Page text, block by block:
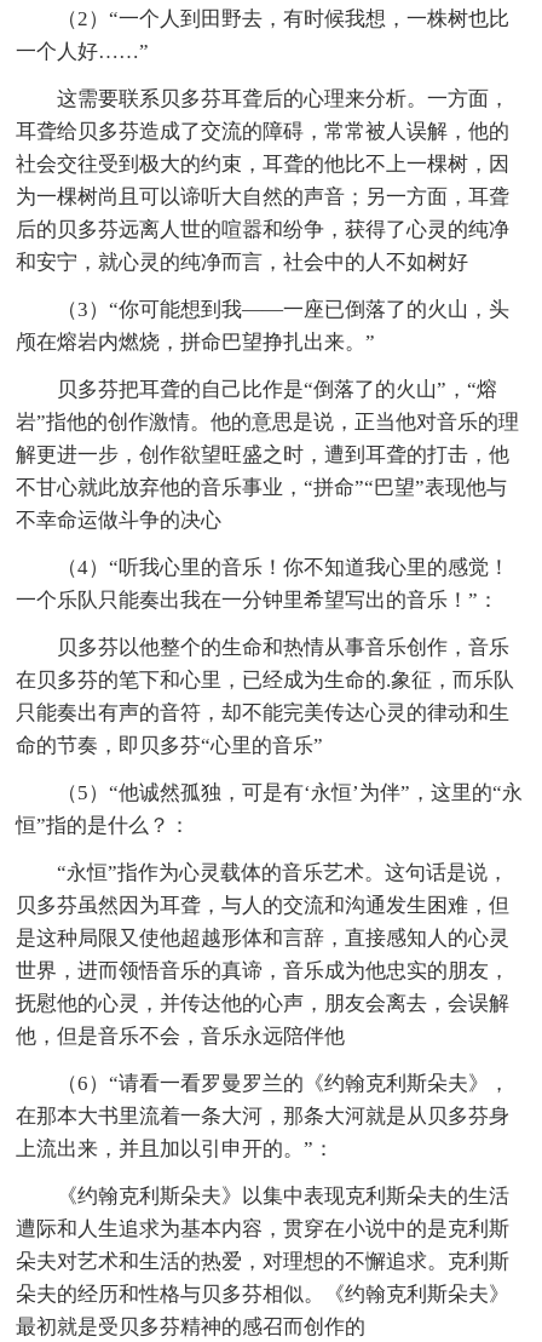
（2）“一个人到田野去，有时候我想，一株树也比
一个人好……”
这需要联系贝多芬耳聋后的心理来分析。一方面，
耳聋给贝多芬造成了交流的障碍，常常被人误解，他的
社会交往受到极大的约束，耳聋的他比不上一棵树，因
为一棵树尚且可以谛听大自然的声音；另一方面，耳聋
后的贝多芬远离人世的喧嚣和纷争，获得了心灵的纯净
和安宁，就心灵的纯净而言，社会中的人不如树好
（3）“你可能想到我——一座已倒落了的火山，头
颅在熔岩内燃烧，拼命巴望挣扎出来。”
贝多芬把耳聋的自己比作是“倒落了的火山”，“熔
岩”指他的创作激情。他的意思是说，正当他对音乐的理
解更进一步，创作欲望旺盛之时，遭到耳聋的打击，他
不甘心就此放弃他的音乐事业，“拼命”“巴望”表现他与
不幸命运做斗争的决心
（4）“听我心里的音乐！你不知道我心里的感觉！
一个乐队只能奏出我在一分钟里希望写出的音乐！”：
贝多芬以他整个的生命和热情从事音乐创作，音乐
在贝多芬的笔下和心里，已经成为生命的.象征，而乐队
只能奏出有声的音符，却不能完美传达心灵的律动和生
命的节奏，即贝多芬“心里的音乐”
（5）“他诚然孤独，可是有‘永恒’为伴”，这里的“永
恒”指的是什么？：
“永恒”指作为心灵载体的音乐艺术。这句话是说，
贝多芬虽然因为耳聋，与人的交流和沟通发生困难，但
是这种局限又使他超越形体和言辞，直接感知人的心灵
世界，进而领悟音乐的真谛，音乐成为他忠实的朋友，
抚慰他的心灵，并传达他的心声，朋友会离去，会误解
他，但是音乐不会，音乐永远陪伴他
（6）“请看一看罗曼罗兰的《约翰克利斯朵夫》，
在那本大书里流着一条大河，那条大河就是从贝多芬身
上流出来，并且加以引申开的。”：
《约翰克利斯朵夫》以集中表现克利斯朵夫的生活
遭际和人生追求为基本内容，贯穿在小说中的是克利斯
朵夫对艺术和生活的热爱，对理想的不懈追求。克利斯
朵夫的经历和性格与贝多芬相似。《约翰克利斯朵夫》
最初就是受贝多芬精神的感召而创作的